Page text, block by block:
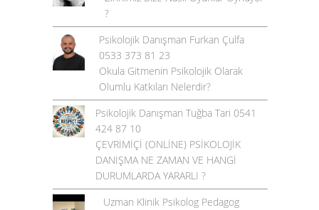
?
Psikolojik Danışman Furkan Çulfa
0533 373 81 23
Okula Gitmenin Psikolojik Olarak
Olumlu Katkıları Nelerdir?
Psikolojik Danışman Tuğba Tari 0541
424 87 10
ÇEVRİMİÇİ (ONLİNE) PSİKOLOJİK
DANIŞMA NE ZAMAN VE HANGİ
DURUMLARDA YARARLI ?
Uzman Klinik Psikolog Pedagog